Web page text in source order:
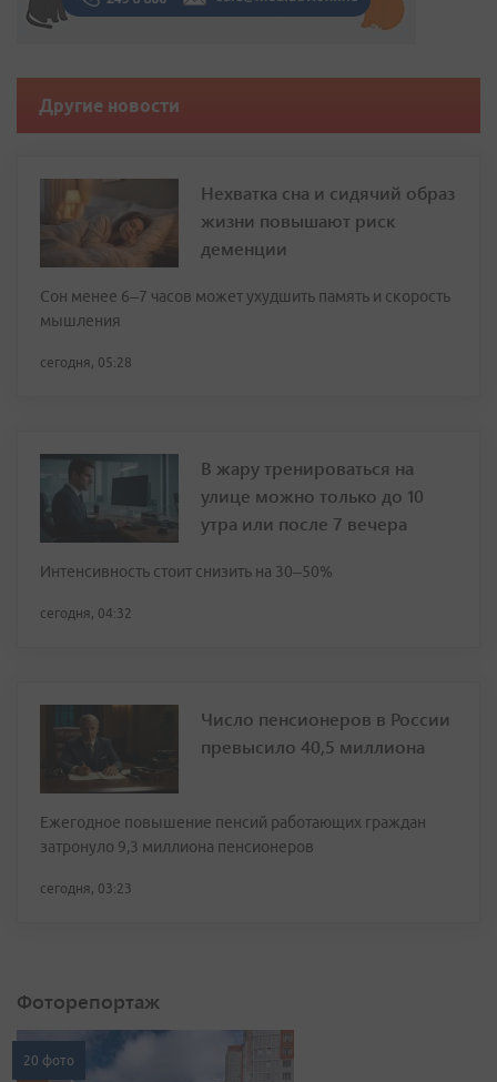
Другие новости
Нехватка сна и сидячий образ
жизни повышают риск
деменции
Сон менее 6–7 часов может ухудшить память и скорость
мышления
сегодня, 05:28
В жару тренироваться на
улице можно только до 10
утра или после 7 вечера
Интенсивность стоит снизить на 30–50%
сегодня, 04:32
Число пенсионеров в России
превысило 40,5 миллиона
Ежегодное повышение пенсий работающих граждан
затронуло 9,3 миллиона пенсионеров
сегодня, 03:23
Фоторепортаж
20 фото